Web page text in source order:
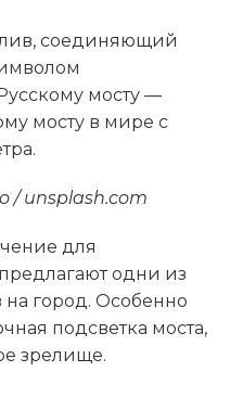
соединяющий
мосту —
мосту в мире с
/ unsplash.com
для
одни из
город. Особенно
подсветка моста,
зрелище.